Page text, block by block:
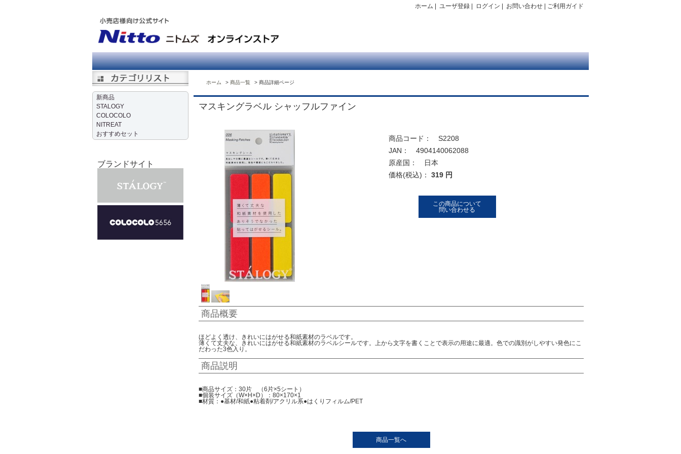
ホーム ユーザ登録 ログイン お問い合わせ ご利用ガイド
新商品
STALOGY
COLOCOLO
NITREAT
おすすめセット
ブランドサイト
ホーム 商品一覧 商品詳細ページ
マスキングラベル シャッフルファイン
商品コード： S2208
JAN： 4904140062088
原産国： 日本
価格(税込)： 319 円
この商品について
問い合わせる
商品概要
ほどよく透け、きれいにはがせる和紙素材のラベルです。
薄くて丈夫な、きれいにはがせる和紙素材のラベルシールです。上から文字を書くことで表示の用途に最適。色での識別がしやすい発色にこ
だわった3色入り。
商品説明
■商品サイズ：30片 （6片×5シート）
■個装サイズ（W×H×D）：80×170×1
■材質：●基材/和紙●粘着剤/アクリル系●はくりフィルム/PET
商品一覧へ